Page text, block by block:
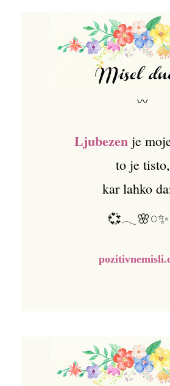
〰
Ljubezenje
to je tisto,
kar lahko